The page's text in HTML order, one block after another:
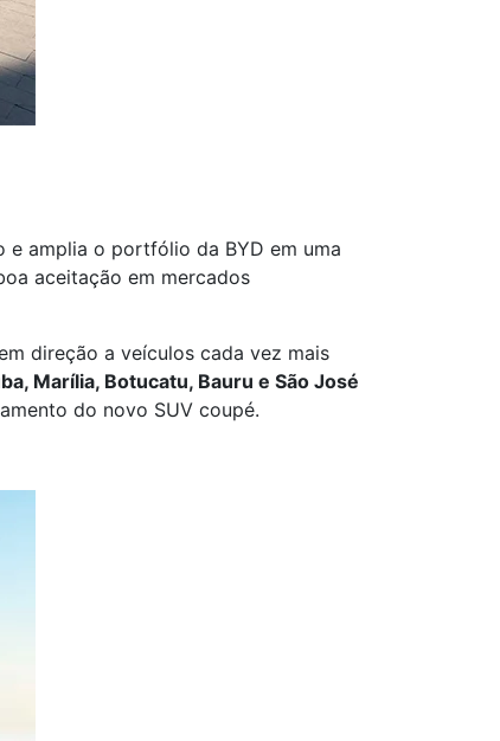
e amplia o portfólio da BYD em uma
aceitação em mercados
direção a veículos cada vez mais
Marília, Botucatu, Bauru e São José
do novo SUV coupé.